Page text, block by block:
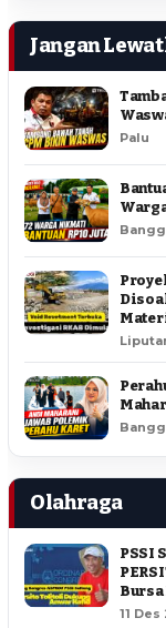
Jangan
Palu
Olahraga
PSSI
11 Des